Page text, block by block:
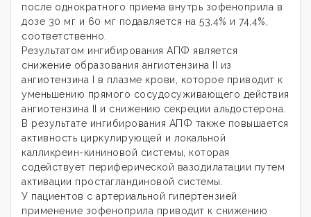
после однократного приема внутрь зофеноприла в
дозе 30 мг и 60 мг подавляется на 53,4% и 74,4%,
соответственно.
Результатом ингибирования АПФ является
снижение образования ангиотензина II из
ангиотензина I в плазме крови, которое приводит к
уменьшению прямого сосудосуживающего действия
ангиотензина II и снижению секреции альдостерона.
В результате ингибирования АПФ также повышается
активность циркулирующей и локальной
калликреин-кининовой системы, которая
содействует периферической вазодилатации путем
активации простагландиновой системы.
У пациентов с артериальной гипертензией
применение зофеноприла приводит к снижению